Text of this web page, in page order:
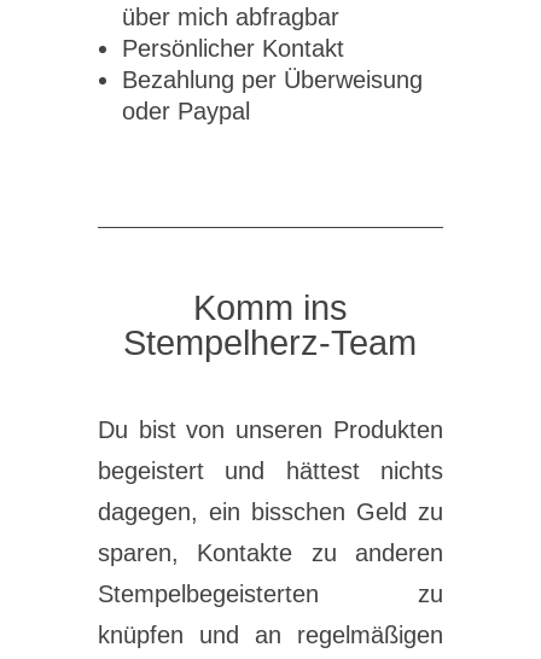
über mich abfragbar
Persönlicher Kontakt
Bezahlung per Überweisung
oder Paypal
Komm ins
Stempelherz-Team
Du bist von unseren Produkten
begeistert und hättest nichts
dagegen, ein bisschen Geld zu
sparen, Kontakte zu anderen
Stempelbegeisterten zu
knüpfen und an regelmäßigen